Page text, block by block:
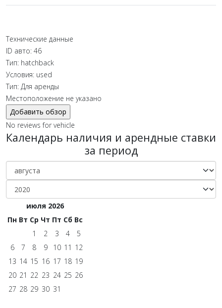
Технические данные
ID авто: 46
Тип: hatchback
Условия: used
Тип: Для аренды
Местоположение не указано
No reviews for vehicle
Календарь наличия и арендные ставки
за период
июля 2026
Пн Вт Ср Чт Пт Сб Вс
1
2 3 4
5
6
7 8 9 10 11 12
13 14 15 16 17 18 19
20 21 22 23 24 25 26
27 28 29 30 31